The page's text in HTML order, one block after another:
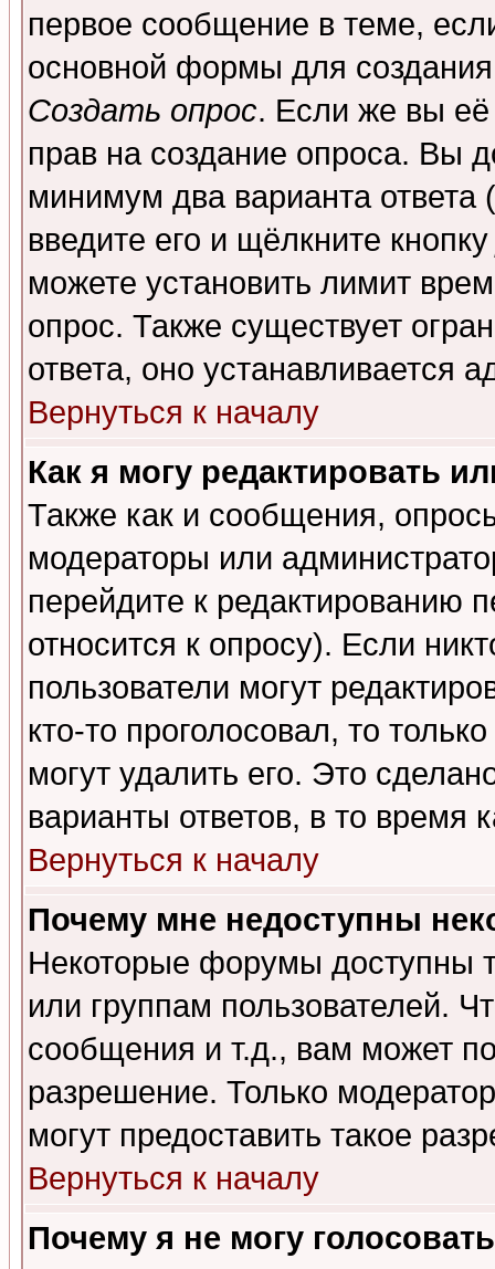
первое сообщение в теме,
основной формы для
Создать опрос. Если же вы её
прав на создание опроса. Вы
минимум два варианта ответа
введите его и щёлкните
можете установить лимит
опрос. Также существует
ответа, оно устанавливается
Вернуться к началу
Как я могу редактировать
Также как и сообщения,
модераторы или
перейдите к редактированию
относится к опросу). Если
пользователи могут
кто-то проголосовал, то
могут удалить его. Это
варианты ответов, в то время
Вернуться к началу
Почему мне недоступны
Некоторые форумы доступны
или группам пользователей.
сообщения и т.д., вам может
разрешение. Только
могут предоставить такое
Вернуться к началу
Почему я не могу